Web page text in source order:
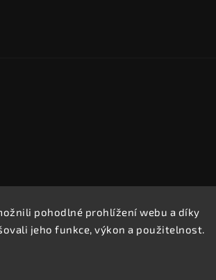
pohodlné prohlížení webu a díky
jeho funkce, výkon a použitelnost.
REPROOBCHOD.cz. Všechna práva vyhrazena.
Upravit nastavení cookies